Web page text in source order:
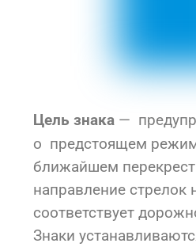
Цель знака —
о предстоящем
ближайшем
направление стрелок
соответствует
Знаки